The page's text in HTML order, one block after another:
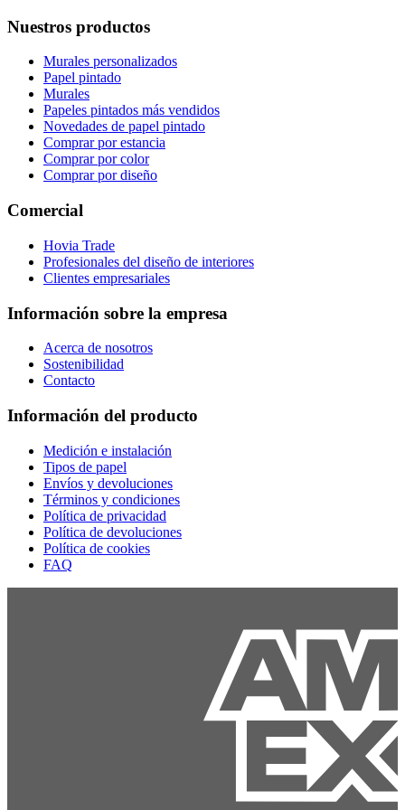
Nuestros productos
Murales personalizados
Papel pintado
Murales
Papeles pintados más vendidos
Novedades de papel pintado
Comprar por estancia
Comprar por color
Comprar por diseño
Comercial
Hovia Trade
Profesionales del diseño de interiores
Clientes empresariales
Información sobre la empresa
Acerca de nosotros
Sostenibilidad
Contacto
Información del producto
Medición e instalación
Tipos de papel
Envíos y devoluciones
Términos y condiciones
Política de privacidad
Política de devoluciones
Política de cookies
FAQ